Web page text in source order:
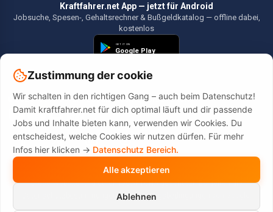
Kraftfahrer.net App — jetzt für Android
Jobsuche, Spesen-, Gehaltsrechner & Bußgeldkatalog — offline dabei,
kostenlos
©2026 Kraftfahrer.net. Alle Rechte vorbehalten.
Diese Website wird durch reCAPTCHA geschützt. Es gelten die
undNutzungsbedingungen
Zustimmung der cookie
Wir schalten in den richtigen Gang – auch beim Datenschutz!
Damit kraftfahrer.net für dich optimal läuft und dir passende
Jobs und Inhalte bieten kann, verwenden wir Cookies. Du
entscheidest, welche Cookies wir nutzen dürfen. Für mehr
Infos hier klicken -> Datenschutz Bereich.
Alle akzeptieren
Ablehnen